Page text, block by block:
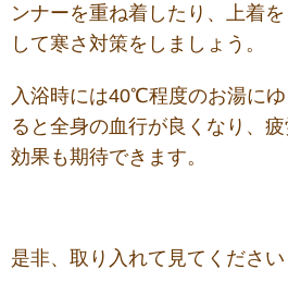
ンナーを重ね着したり、上着
して寒さ対策をしましょう。
入浴時には40℃程度のお湯に
ると全身の血行が良くなり、
効果も期待できます。
是非、取り入れて見てください